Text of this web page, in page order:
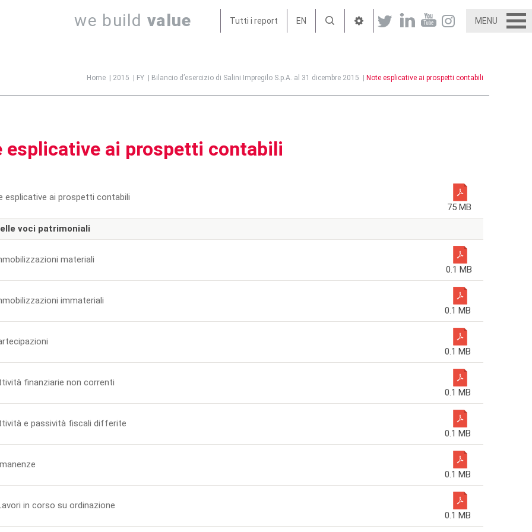
we build value Tutti i report EN MENU
Home 2015 FY Bilancio d’esercizio di Salini Impregilo S.p.A. al 31 dicembre 2015 Note esplicative ai prospetti contabili
esplicative ai prospetti contabili
esplicative ai prospetti contabili
75 MB
voci patrimoniali
materiali
0.1 MB
immateriali
0.1 MB
0.1 MB
finanziarie non correnti
0.1 MB
e passività fiscali differite
0.1 MB
0.1 MB
in corso su ordinazione
0.1 MB